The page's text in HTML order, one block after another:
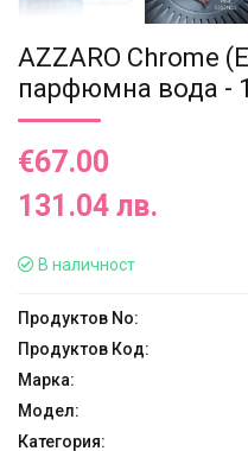
AZZARO Chrome
парфюмна вода -
€67.00
131.04 лв.
В наличност
Продуктов No:
Продуктов Код:
Марка:
Модел:
Категория: